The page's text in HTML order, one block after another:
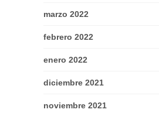
marzo 2022
febrero 2022
enero 2022
diciembre 2021
noviembre 2021